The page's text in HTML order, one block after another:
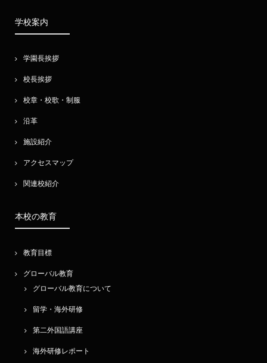
学校案内
学園長挨拶
校長挨拶
校章・校歌・制服
沿革
施設紹介
アクセスマップ
関連校紹介
本校の教育
教育目標
グローバル教育
グローバル教育について
留学・海外研修
第二外国語講座
海外研修レポート